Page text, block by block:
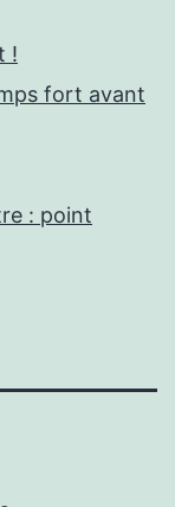
!
fort avant
: point